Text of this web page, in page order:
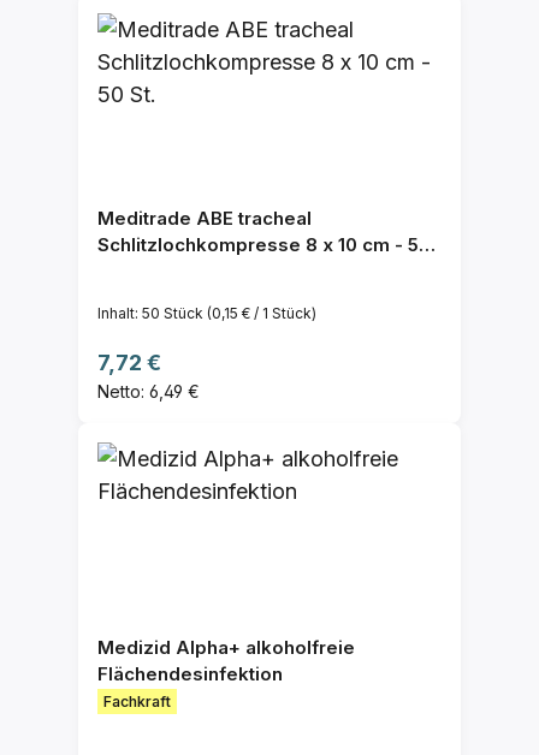
Meditrade ABE tracheal
Schlitzlochkompresse 8 x 10 cm - 50
Inhalt: 50 Stück (0,15 € / 1 Stück)
Regulärer Preis:
7,72 €
Netto: 6,49 €
Medizid Alpha+ alkoholfreie
Flächendesinfektion
Fachkraft